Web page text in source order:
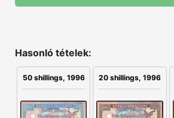
Hasonló tételek:
50 shillings, 1996 20 shillings, 1996